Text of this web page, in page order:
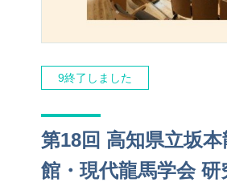
9終了しました
第18回 高知県立坂
館・現代龍馬学会 研